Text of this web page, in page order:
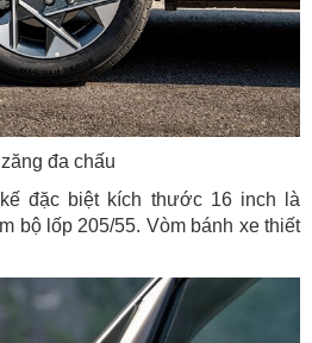
zăng đa chấu
đặc biệt kích thước 16 inch là
bộ lốp 205/55. Vòm bánh xe thiết